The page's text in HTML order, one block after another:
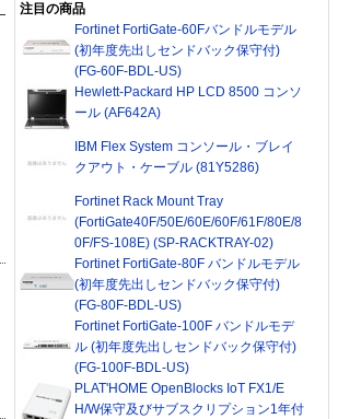
注目の商品
Fortinet FortiGate-60Fバンドルモデル
(初年度先出しセンドバック保守付)
(FG-60F-BDL-US)
Hewlett-Packard HP LCD 8500 コンソ
ール (AF642A)
IBM Flex System コンソール・ブレイ
クアウト・ケーブル (81Y5286)
Fortinet Rack Mount Tray
(FortiGate40F/50E/60E/60F/61F/80E/8
0F/FS-108E) (SP-RACKTRAY-02)
Fortinet FortiGate-80F バンドルモデル
(初年度先出しセンドバック保守付)
(FG-80F-BDL-US)
Fortinet FortiGate-100F バンドルモデ
ル (初年度先出しセンドバック保守付)
(FG-100F-BDL-US)
PLAT'HOME OpenBlocks IoT FX1/E
H/W保守及びサブスクリプション1年付